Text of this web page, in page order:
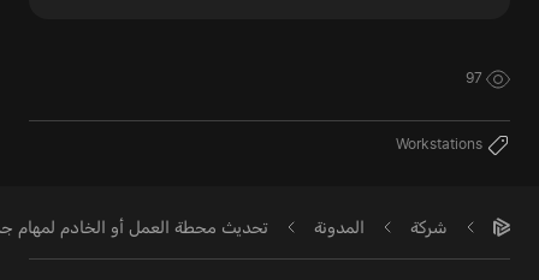
97
Workstations
شركة المدونة تحديث محطة العمل أو الخادم لمهام